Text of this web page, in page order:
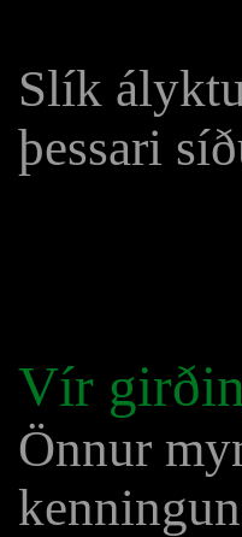
Slík
þessari
Vír
Önnur